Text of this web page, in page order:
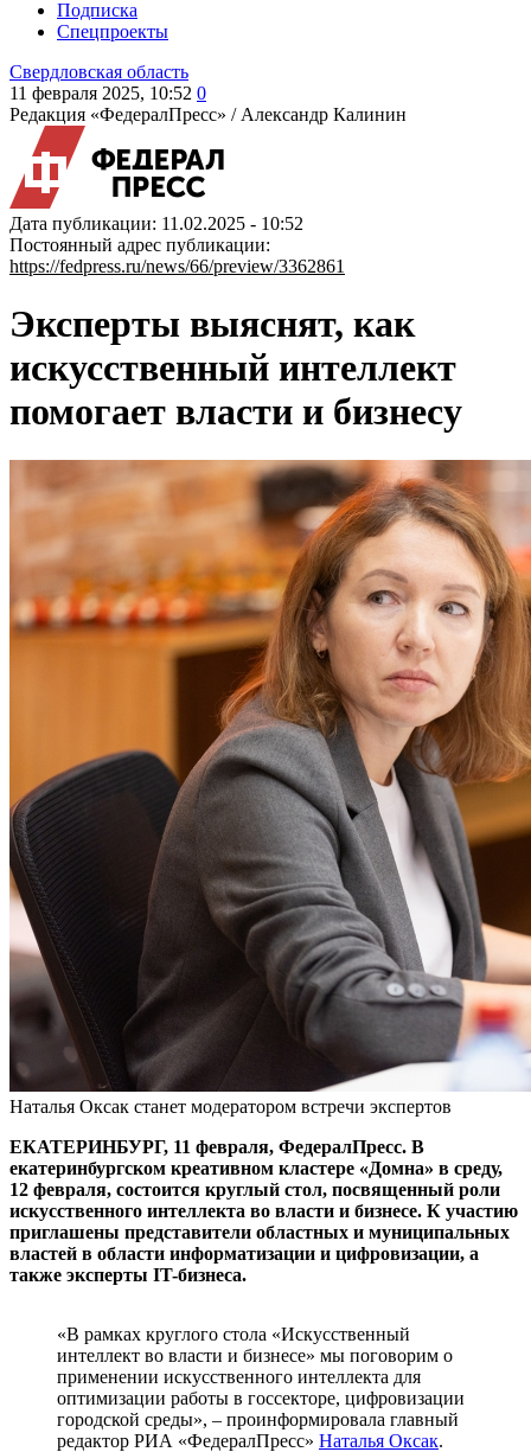
Подписка
Спецпроекты
Свердловская область
11 февраля 2025, 10:52 0
Редакция «ФедералПресс» / Александр Калинин
Дата публикации: 11.02.2025 - 10:52
Постоянный адрес публикации:
https://fedpress.ru/news/66/preview/3362861
Эксперты выяснят, как
искусственный интеллект
помогает власти и бизнесу
Наталья Оксак станет модератором встречи экспертов
ЕКАТЕРИНБУРГ, 11 февраля, ФедералПресс. В
екатеринбургском креативном кластере «Домна» в среду,
12 февраля, состоится круглый стол, посвященный роли
искусственного интеллекта во власти и бизнесе. К участию
приглашены представители областных и муниципальных
властей в области информатизации и цифровизации, а
также эксперты IT-бизнеса.
«В рамках круглого стола «Искусственный
интеллект во власти и бизнесе» мы поговорим о
применении искусственного интеллекта для
оптимизации работы в госсекторе, цифровизации
городской среды», – проинформировала главный
редактор РИА «ФедералПресс» Наталья Оксак.